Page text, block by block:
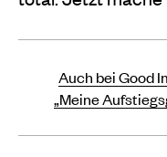
Auch bei Good
„Meine